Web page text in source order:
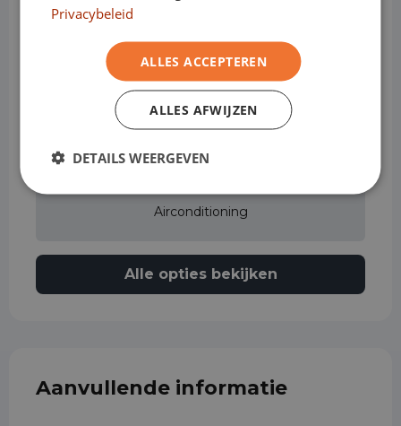
Airbag bestuurder
Airconditioning
Alle opties bekijken
Aanvullende informatie
Privacybeleid
ALLES ACCEPTEREN
ALLES AFWIJZEN
DETAILS WEERGEVEN